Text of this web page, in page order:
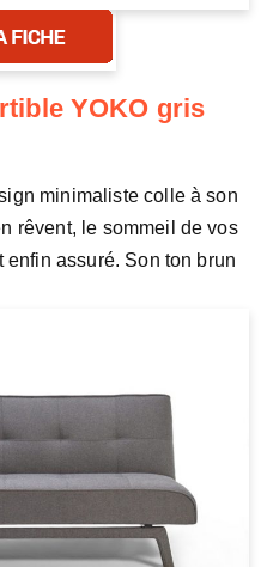
YOKO gris
minimaliste colle à son
rêvent, le sommeil de vos
assuré. Son ton brun